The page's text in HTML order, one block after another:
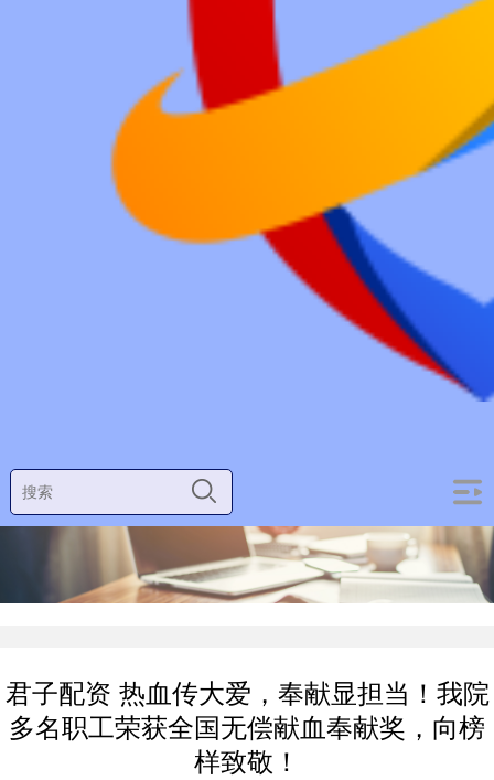
君子配资 热血传大爱，奉献显担当！我院
多名职工荣获全国无偿献血奉献奖，向榜
样致敬！